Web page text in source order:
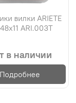
вилки ARIETE
ARI.003T
в наличии
Подробнее